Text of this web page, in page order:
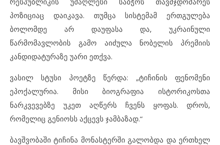
პოზიციაც დაიკავა. თუმცა სისტემამ ერთგულება
ბოლომდე არ დაუფასა და, უკრაინული
წარმომავლობის გამო აიძულა ნობელის პრემიის
კანდიდატურაზე უარი ეთქვა.
ვასილ სტუსი პოეტზე წერდა: „ტიჩინის ფენომენი
ეპოქალურია. მისი ბიოგრაფია ისტორიკოსთა
ნარკვევებზე უკეთ აღწერს ჩვენს ყოფას. დროს,
რომელიც გენიოსს აქცევს ჯამბაზად.“
ბავშვობაში ტიჩინა მონასტერში გალობდა და ერთხელ